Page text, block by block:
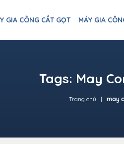
GIA CÔNG CẮT GỌT MÁY GIA
Tags: May
Trang chủ may